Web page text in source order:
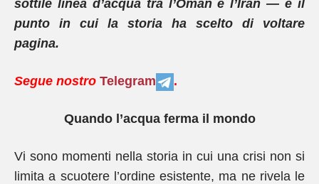
sottile linea d’acqua tra l’Oman e l’Iran — è il
punto in cui la storia ha scelto di voltare
pagina.
Segue nostro Telegram .
Quando l’acqua ferma il mondo
Vi sono momenti nella storia in cui una crisi non si
limita a scuotere l’ordine esistente, ma ne rivela le